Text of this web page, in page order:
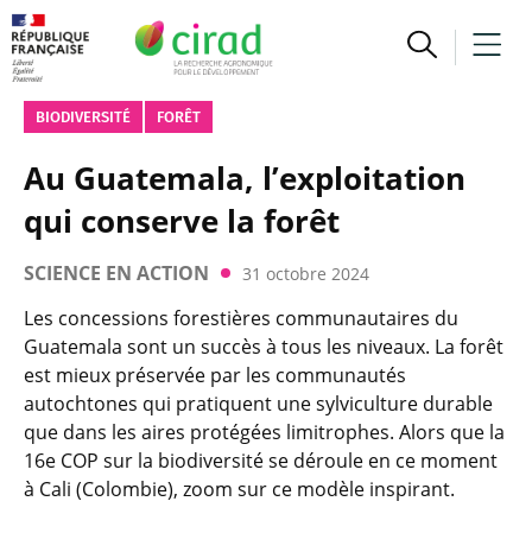
BIODIVERSITÉ FORÊT
Au Guatemala, l’exploitation
qui conserve la forêt
SCIENCE EN ACTION 31 octobre 2024
Les concessions forestières communautaires du
Guatemala sont un succès à tous les niveaux. La forêt
est mieux préservée par les communautés
autochtones qui pratiquent une sylviculture durable
que dans les aires protégées limitrophes. Alors que la
16e COP sur la biodiversité se déroule en ce moment
à Cali (Colombie), zoom sur ce modèle inspirant.